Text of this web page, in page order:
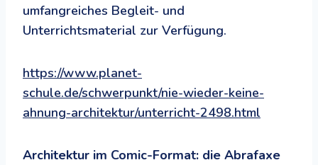
umfangreiches Begleit- und
Unterrichtsmaterial zur Verfügung.
https://www.planet-
schule.de/schwerpunkt/nie-wieder-keine-
ahnung-architektur/unterricht-2498.html
Architektur im Comic-Format: die Abrafaxe